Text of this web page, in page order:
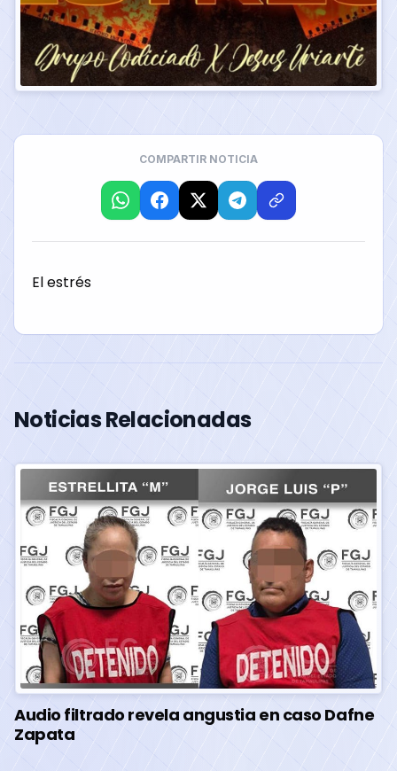
COMPARTIR NOTICIA
El estrés
Noticias Relacionadas
Audio filtrado revela angustia en caso Dafne
Zapata